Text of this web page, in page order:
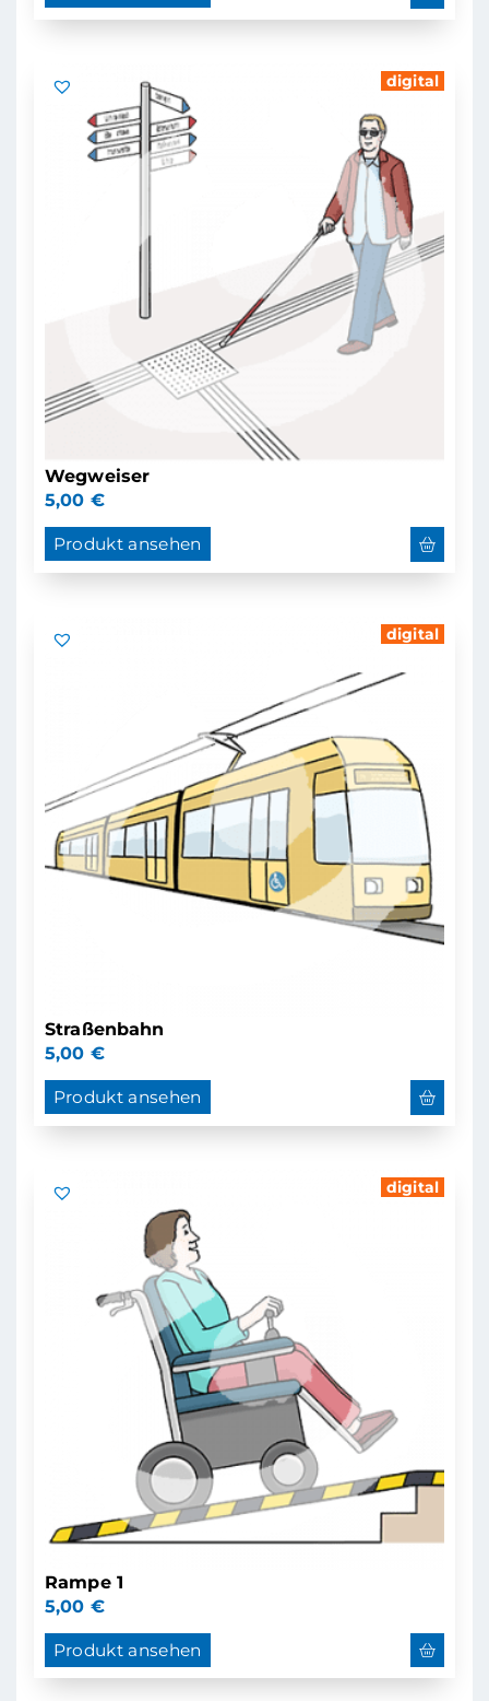
digital
Wegweiser
5,00 €
Produkt ansehen
digital
Straßenbahn
5,00 €
Produkt ansehen
digital
Rampe 1
5,00 €
Produkt ansehen